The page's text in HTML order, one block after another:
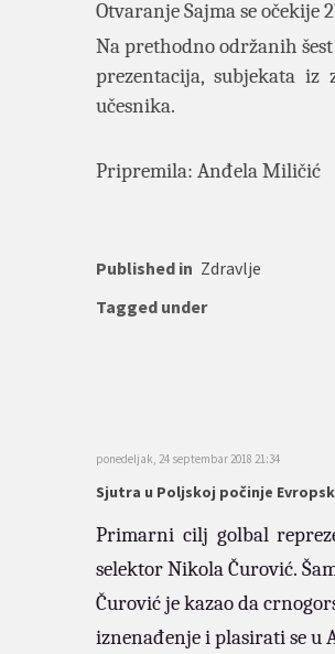
Otvaranje Sajma se očekije
Na prethodno održanih
prezentacija, subjekata iz
učesnika.
Pripremila: Anđela Miličić
Published in Zdravlje
Tagged under
ponedeljak, 24 septembar 2018 21:34
Sjutra u Poljskoj počinje
Primarni cilj golbal
selektor Nikola Čurović.
Čurović je kazao da
iznenađenje i plasirati se u